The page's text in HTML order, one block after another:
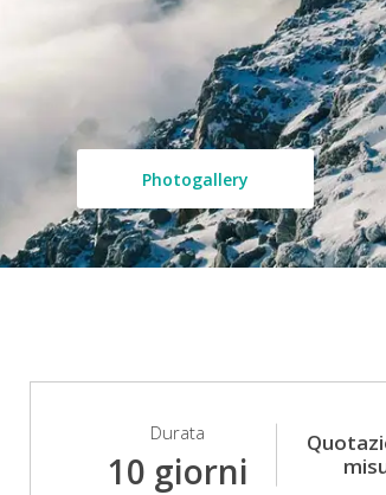
Photogallery
Durata
10 giorni